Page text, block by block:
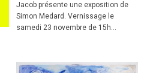
Jacob présente une exposition de
Simon Medard. Vernissage le
samedi 23 novembre de 15h...